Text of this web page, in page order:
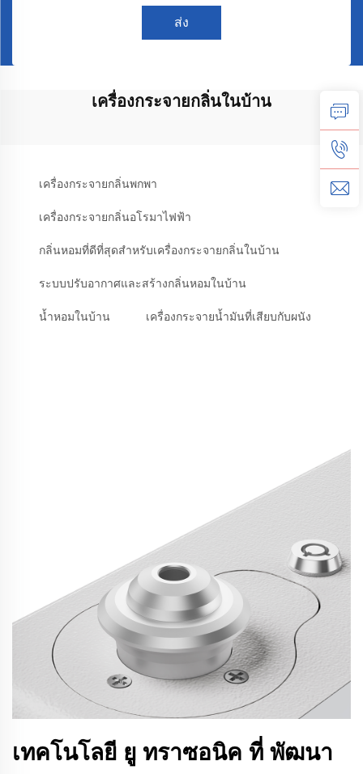
ส่ง
เครื่องกระจายกลิ่นในบ้าน
เครื่องกระจายกลิ่นพกพา
เครื่องกระจายกลิ่นอโรมาไฟฟ้า
กลิ่นหอมที่ดีที่สุดสำหรับเครื่องกระจายกลิ่นในบ้าน
ระบบปรับอากาศและสร้างกลิ่นหอมในบ้าน
น้ำหอมในบ้าน เครื่องกระจายน้ำมันที่เสียบกับผนัง
เทคโนโลยี ยู ทราซอนิค ที่ พัฒนา